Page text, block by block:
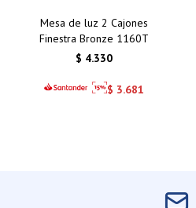
Mesa de luz 2 Cajones
Finestra Bronze 1160T
$ 4.330
$ 3.681